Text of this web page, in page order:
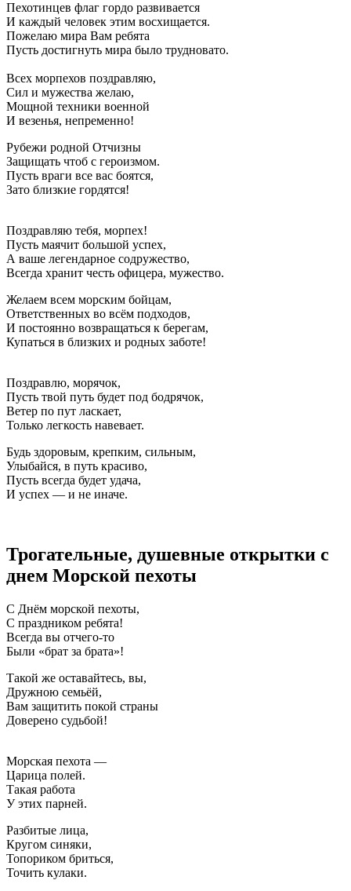
Пехотинцев флаг гордо развивается
И каждый человек этим восхищается.
Пожелаю мира Вам ребята
Пусть достигнуть мира было трудновато.
Всех морпехов поздравляю,
Сил и мужества желаю,
Мощной техники военной
И везенья, непременно!
Рубежи родной Отчизны
Защищать чтоб с героизмом.
Пусть враги все вас боятся,
Зато близкие гордятся!
Поздравляю тебя, морпех!
Пусть маячит большой успех,
А ваше легендарное содружество,
Всегда хранит честь офицера, мужество.
Желаем всем морским бойцам,
Ответственных во всём подходов,
И постоянно возвращаться к берегам,
Купаться в близких и родных заботе!
Поздравлю, морячок,
Пусть твой путь будет под бодрячок,
Ветер по пут ласкает,
Только легкость навевает.
Будь здоровым, крепким, сильным,
Улыбайся, в путь красиво,
Пусть всегда будет удача,
И успех — и не иначе.
Трогательные, душевные открытки с
днем Морской пехоты
С Днём морской пехоты,
С праздником ребята!
Всегда вы отчего-то
Были «брат за брата»!
Такой же оставайтесь, вы,
Дружною семьёй,
Вам защитить покой страны
Доверено судьбой!
Морская пехота —
Царица полей.
Такая работа
У этих парней.
Разбитые лица,
Кругом синяки,
Топориком бриться,
Точить кулаки.